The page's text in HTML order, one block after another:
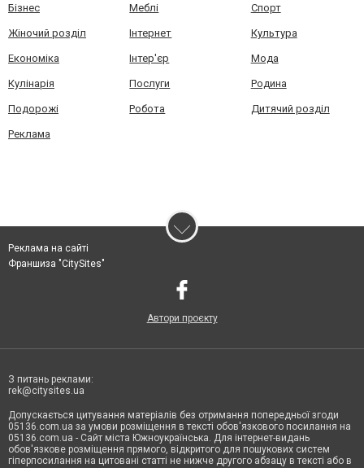
Бізнес Меблі Спорт
Жіночий розділ Інтернет Культура
Економіка Інтер'єр Мода
Кулінарія Послуги Родина
Подорожі Робота Дитячий розділ
Реклама
Реклама на сайті
Франшиза "CitySites"
Автори проєкту
З питань реклами:
rek@citysites.ua
Допускається цитування матеріалів без отримання попередньої згоди
05136.com.ua за умови розміщення в тексті обов'язкового посилання на
05136.com.ua - Сайт міста Южноукраїнська. Для інтернет-видань
обов'язкове розміщення прямого, відкритого для пошукових систем
гіперпосилання на цитовані статті не нижче другого абзацу в тексті або в